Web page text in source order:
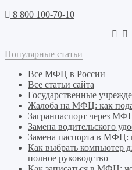
8 800 100-70-10
Популярные статьи
Все МФЦ в России
Все статьи сайта
Государственные
Жалоба на МФЦ: как
Загранпаспорт через
Замена водительского
Замена паспорта в МФЦ:
Как выбрать компьютер
полное руководство